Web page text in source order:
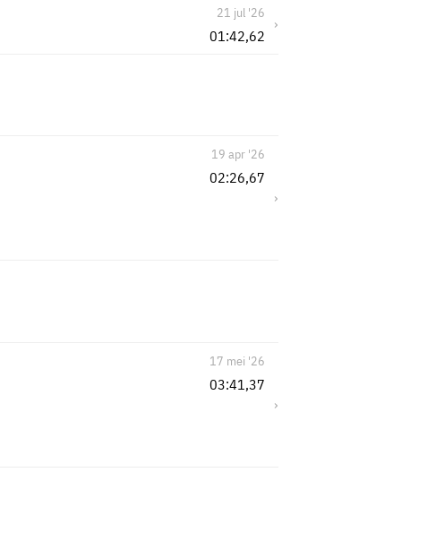
01:42,62
21 jul '26
›
02:26,67
19 apr '26
›
03:41,37
17 mei '26
›